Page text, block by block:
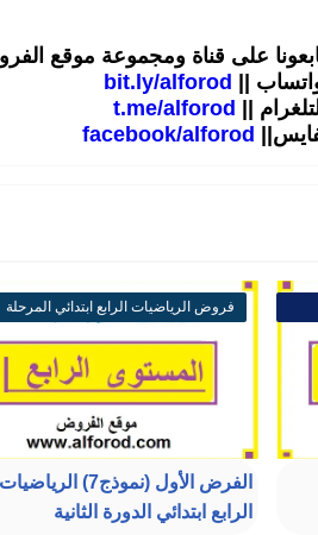
على قناة ومجموعة موقع
||
bit.ly/alforod
||
t.me/alforod
facebook/alforod
فروض الرياضيات الرابع ابتدائي المرحلة
الثالثة
الفرض الأول (نموذج7)
الرابع ابتدائي الدورة الثانية